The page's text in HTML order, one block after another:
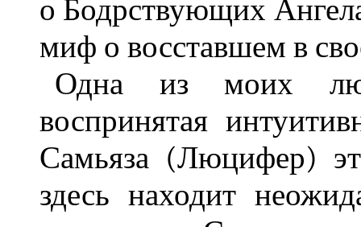
о Бодрствующих
миф о восставшем в
Одна из моих
воспринятая
Самьяза (Люцифер)
здесь находит